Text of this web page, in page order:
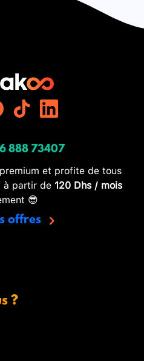
888 73407
et profite de tous
à partir de 120 Dhs / mois
😎
offres
?